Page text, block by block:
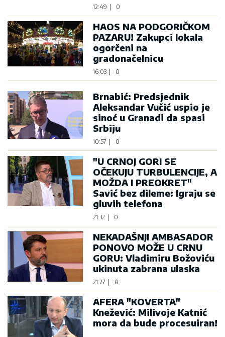
12:49 0
HAOS NA PODGORIČKOM
PAZARU! Zakupci lokala
ogorčeni na
gradonačelnicu
16:03 0
Brnabić: Predsjednik
Aleksandar Vučić uspio je
sinoć u Granadi da spasi
Srbiju
10:57 0
"U CRNOJ GORI SE
OČEKUJU TURBULENCIJE, A
MOŽDA I PREOKRET"
Savić bez dileme: Igraju se
gluvih telefona
21:32 0
NEKADAŠNJI AMBASADOR
PONOVO MOŽE U CRNU
GORU: Vladimiru Božoviću
ukinuta zabrana ulaska
21:27 0
AFERA "KOVERTA"
Knežević: Milivoje Katnić
mora da bude procesuiran!